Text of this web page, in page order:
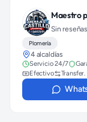
Maestro
Sin
Plomería
4 alcaldías
Servicio 24/7
Efectivo
Transfer.